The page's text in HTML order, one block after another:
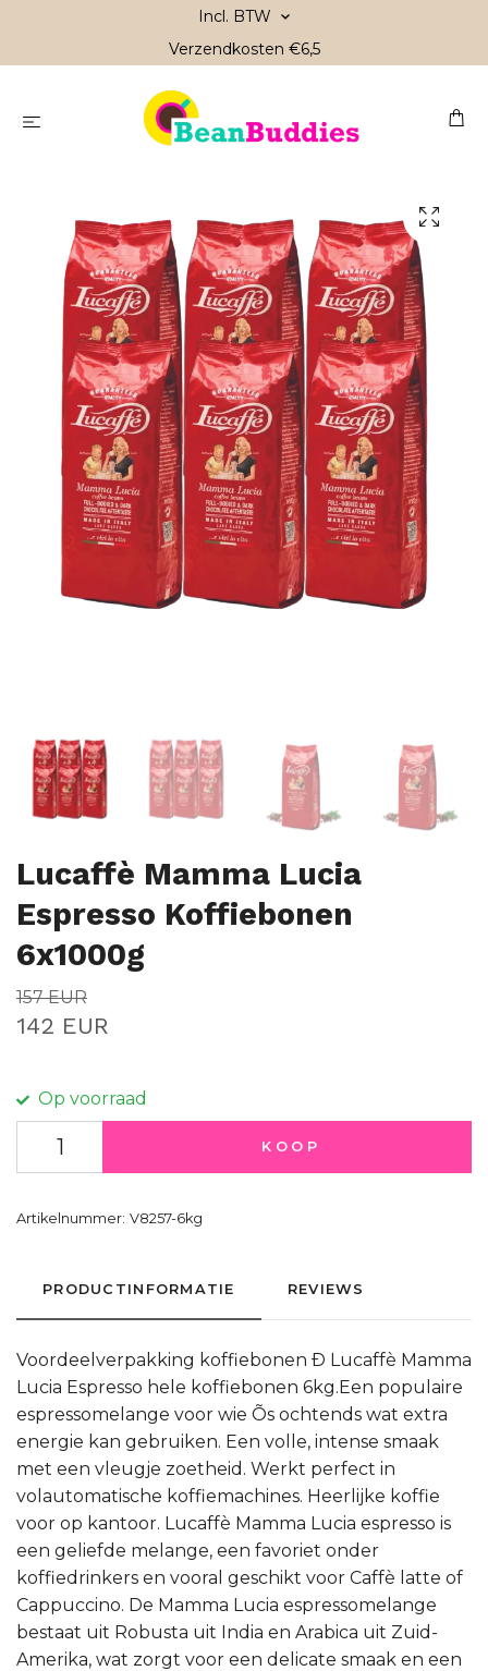
Incl. BTW
Verzendkosten €6,5
Lucaffè Mamma Lucia
Espresso Koffiebonen
6x1000g
157 EUR
142 EUR
Op voorraad
KOOP
Artikelnummer: V8257-6kg
PRODUCTINFORMATIE REVIEWS
Voordeelverpakking koffiebonen Ð Lucaffè Mamma
Lucia Espresso hele koffiebonen 6kg.Een populaire
espressomelange voor wie Õs ochtends wat extra
energie kan gebruiken. Een volle, intense smaak
met een vleugje zoetheid. Werkt perfect in
volautomatische koffiemachines. Heerlijke koffie
voor op kantoor. Lucaffè Mamma Lucia espresso is
een geliefde melange, een favoriet onder
koffiedrinkers en vooral geschikt voor Caffè latte of
Cappuccino. De Mamma Lucia espressomelange
bestaat uit Robusta uit India en Arabica uit Zuid-
Amerika, wat zorgt voor een delicate smaak en een